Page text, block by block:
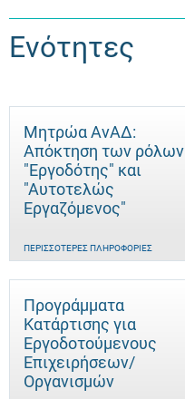
Ενότητες
Μητρώα ΑνΑΔ:
Απόκτηση των ρόλων
"Εργοδότης" και
"Αυτοτελώς
Eργαζόμενος"
ΠΕΡΙΣΣΌΤΕΡΕΣ ΠΛΗΡΟΦΟΡΊΕΣ
Προγράμματα
Κατάρτισης για
Εργοδοτούμενους
Επιχειρήσεων/
Οργανισμών